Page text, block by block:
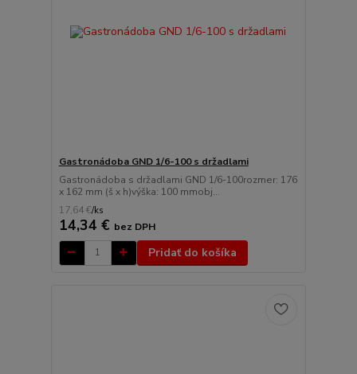
Gastronádoba GND 1/6-100 s držadlami
Gastronádoba s držadlami GND 1/6-100rozmer: 176
x 162 mm (š x h)výška: 100 mmobj...
17,64 €/ks
14,34 € bez DPH
Pridať do košíka